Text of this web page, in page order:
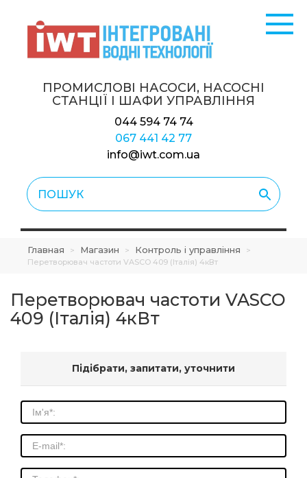
ПРОМИСЛОВІ НАСОСИ, НАСОСНІ
СТАНЦІЇ І ШАФИ УПРАВЛІННЯ
044 594 74 74
067 441 42 77
info@iwt.com.ua
Главная > Магазин > Контроль і управління
>
Перетворювач частоти VASCO 409 (Італія) 4кВт
Перетворювач частоти VASCO
409 (Італія) 4кВт
Підібрати, запитати, уточнити